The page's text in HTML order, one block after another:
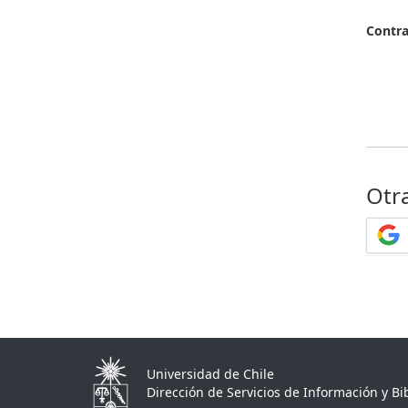
Universidad de Chile
Dirección de Servicios de Información y